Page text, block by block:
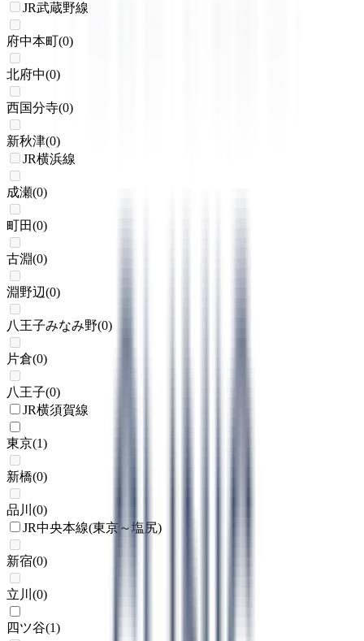
JR武蔵野線
府中本町(0)
北府中(0)
西国分寺(0)
新秋津(0)
JR横浜線
成瀬(0)
町田(0)
古淵(0)
淵野辺(0)
八王子みなみ野(0)
片倉(0)
八王子(0)
JR横須賀線
東京(1)
新橋(0)
品川 (0)
JR中央本線(東京～塩尻)
新宿(0)
立川 (0)
四ツ谷(1)